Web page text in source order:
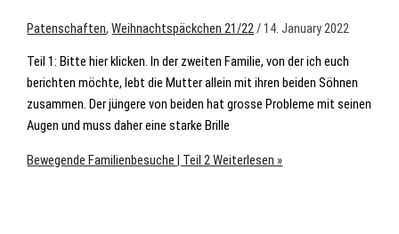
Patenschaften,Weihnachtspäckchen 21/22/14. January 2022
Teil 1: Bitte hier klicken. In der zweiten Familie, von der ich euch
berichten möchte, lebt die Mutter allein mit ihren beiden Söhnen
zusammen. Der jüngere von beiden hat grosse Probleme mit seinen
Augen und muss daher eine starke Brille
Bewegende Familienbesuche | Teil 2Weiterlesen »